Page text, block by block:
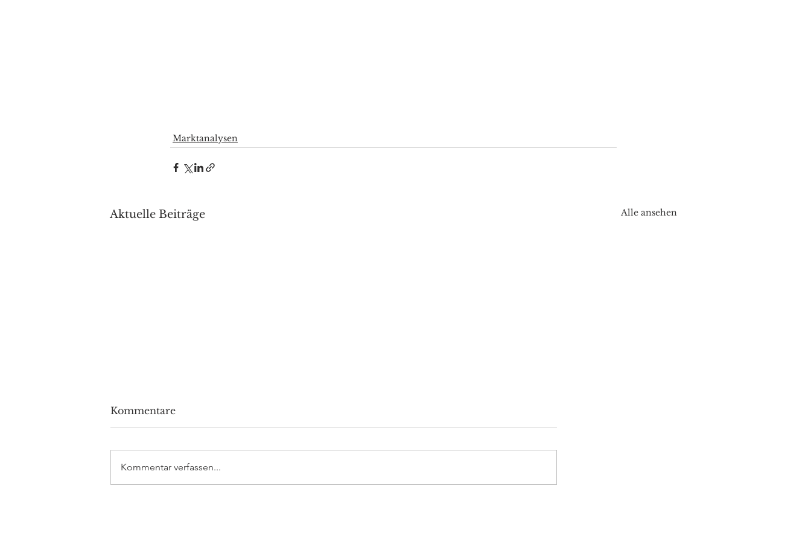
Marktanalysen
Aktuelle Beiträge Alle ansehen
Kommentare
Kommentar verfassen...